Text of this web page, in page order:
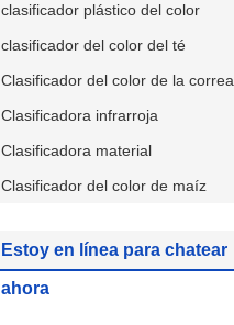
clasificador plástico del color
clasificador del color del té
Clasificador del color de la correa
Clasificadora infrarroja
Clasificadora material
Clasificador del color de maíz
Estoy en línea para chatear
ahora